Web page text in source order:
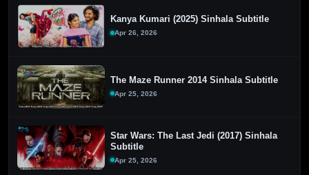
Kanya Kumari (2025) Sinhala Subtitle
Apr 26, 2026
The Maze Runner 2014 Sinhala Subtitle
Apr 25, 2026
Star Wars: The Last Jedi (2017) Sinhala
Subtitle
Apr 25, 2026